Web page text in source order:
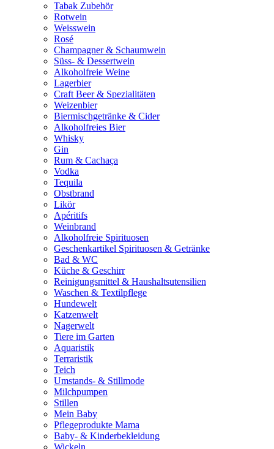
Tabak Zubehör
Rotwein
Weisswein
Rosé
Champagner & Schaumwein
Süss- & Dessertwein
Alkoholfreie Weine
Lagerbier
Craft Beer & Spezialitäten
Weizenbier
Biermischgetränke & Cider
Alkoholfreies Bier
Whisky
Gin
Rum & Cachaça
Vodka
Tequila
Obstbrand
Likör
Apéritifs
Weinbrand
Alkoholfreie Spirituosen
Geschenkartikel Spirituosen & Getränke
Bad & WC
Küche & Geschirr
Reinigungsmittel & Haushaltsutensilien
Waschen & Textilpflege
Hundewelt
Katzenwelt
Nagerwelt
Tiere im Garten
Aquaristik
Terraristik
Teich
Umstands- & Stillmode
Milchpumpen
Stillen
Mein Baby
Pflegeprodukte Mama
Baby- & Kinderbekleidung
Wickeln